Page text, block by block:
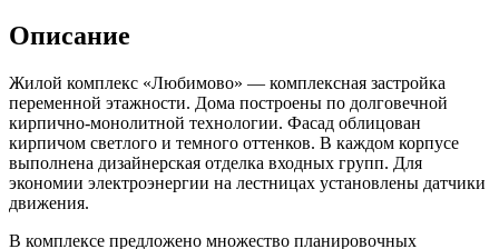
Описание
Жилой комплекс «Любимово» — комплексная застройка
переменной этажности. Дома построены по долговечной
кирпично-монолитной технологии. Фасад облицован
кирпичом светлого и темного оттенков. В каждом корпусе
выполнена дизайнерская отделка входных групп. Для
экономии электроэнергии на лестницах установлены датчики
движения.
В комплексе предложено множество планировочных